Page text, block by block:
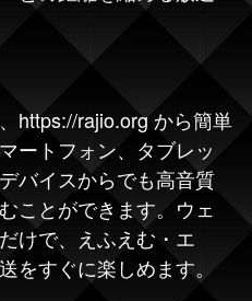
https://rajio.orgから簡単
ートフォン、タブレッ
バイスからでも高音質
ことができます。ウェ
けで、えふえむ・エ
をすぐに楽しめます。